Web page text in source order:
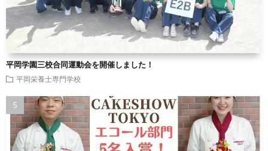
平岡学園三校合同運動会を開催しました！
平岡栄養士専門学校